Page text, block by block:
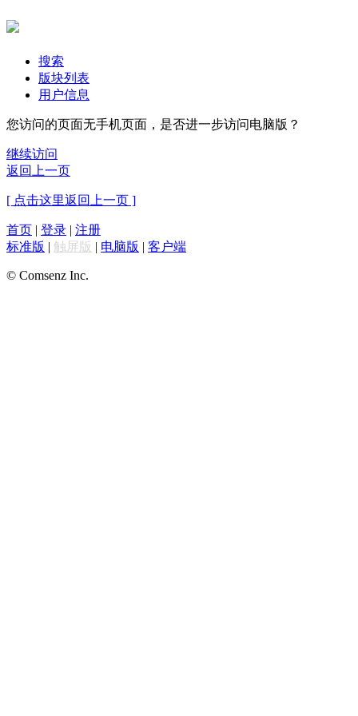
搜索
版块列表
用户信息
您访问的页面无手机页面，是否进一步访问电脑版？
继续访问
返回上一页
[ 点击这里返回上一页 ]
首页 | 登录 | 注册
标准版 | 触屏版 | 电脑版 | 客户端
© Comsenz Inc.